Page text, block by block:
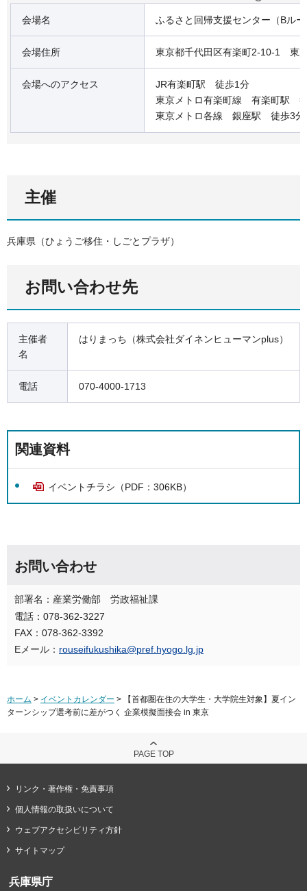
会場名 ふるさと回帰支援センター（Bル
会場住所 東京都千代田区有楽町2-10-1 東
会場へのアクセス
JR有楽町駅 徒歩1分
東京メトロ有楽町線 有楽町駅
東京メトロ各線 銀座駅 徒歩3分
主催
兵庫県（ひょうご移住・しごとプラザ）
お問い合わせ先
主催者
名
はりまっち（株式会社ダイネンヒューマンplus）
電話 070-4000-1713
関連資料
イベントチラシ（PDF：306KB）
お問い合わせ
部署名：産業労働部 労政福祉課
電話：078-362-3227
FAX：078-362-3392
Eメール： rouseifukushika@pref.hyogo.lg.jp
ホーム > イベントカレンダー > 【首都圏在住の大学生・大学院生対象】夏イン
ターンシップ選考前に差がつく 企業模擬面接会 in 東京
PAGE TOP
リンク・著作権・免責事項
個人情報の取扱いについて
ウェブアクセシビリティ方針
サイトマップ
兵庫県庁